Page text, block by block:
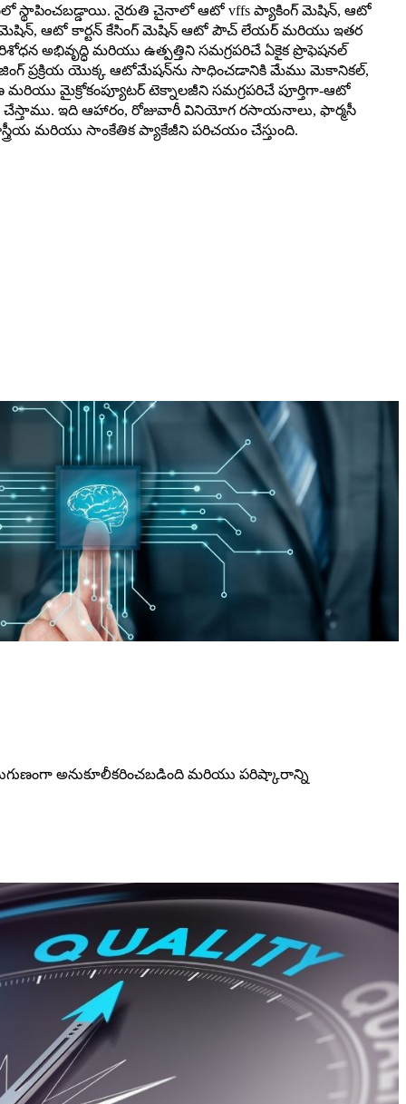
స్థాపించబడ్డాయి. నైరుతి చైనాలో ఆటో vffs ప్యాకింగ్ మెషిన్, ఆటో
మెషిన్, ఆటో కార్టన్ కేసింగ్ మెషిన్ ఆటో పౌచ్ లేయర్ మరియు ఇతర
అభివృద్ధి మరియు ఉత్పత్తిని సమగ్రపరిచే ఏకైక ప్రొఫెషనల్
ప్రక్రియ యొక్క ఆటోమేషన్‌ను సాధించడానికి మేము మెకానికల్,
మరియు మైక్రోకంప్యూటర్ టెక్నాలజీని సమగ్రపరిచే పూర్తిగా-ఆటో
చేస్తాము. ఇది ఆహారం, రోజువారీ వినియోగ రసాయనాలు, ఫార్మసీ
మరియు సాంకేతిక ప్యాకేజీని పరిచయం చేస్తుంది.
అనుకూలీకరించబడింది మరియు పరిష్కారాన్ని